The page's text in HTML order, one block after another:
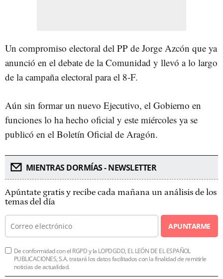
Un compromiso electoral del PP de Jorge Azcón que ya
anunció en el debate de la Comunidad y llevó a lo largo
de la campaña electoral para el 8-F.
Aún sin formar un nuevo Ejecutivo, el Gobierno en
funciones lo ha hecho oficial y este miércoles ya se
publicó en el Boletín Oficial de Aragón.
MIENTRAS DORMÍAS - NEWSLETTER
Apúntate gratis y recibe cada mañana un análisis de los
temas del día
APUNTARME
De conformidad con el RGPD y la LOPDGDD, EL LEÓN DE EL ESPAÑOL
PUBLICACIONES, S.A. tratará los datos facilitados con la finalidad de remitirle
noticias de actualidad.